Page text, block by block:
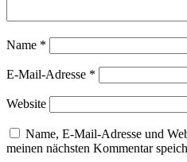
Name *
E-Mail-Adresse *
Website
Name, E-Mail-Adresse und
meinen nächsten Kommentar